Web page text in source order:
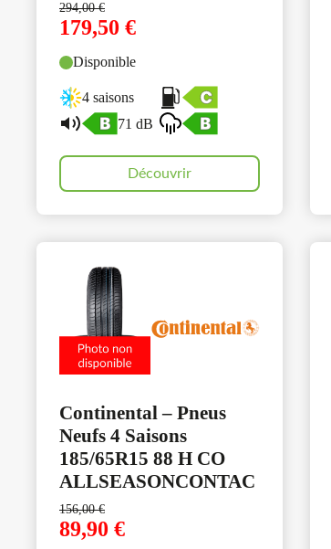
294,00€
179,50 €
Disponible
4 saisons
71 dB
Découvrir
Continental – Pneus
Neufs 4 Saisons
185/65R15 88 H CO
ALLSEASONCONTAC
156,00€
89,90 €